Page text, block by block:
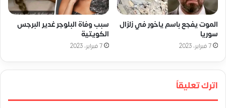
الموت يفجع باسم ياخور في زلزال
سوريا
7 فبراير، 2023
سبب وفاة البلوجر غدير البرجس
الكويتية
7 فبراير، 2023
اترك تعليقاً